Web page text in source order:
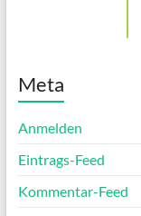
Meta
Anmelden
Eintrags-Feed
Kommentar-Feed